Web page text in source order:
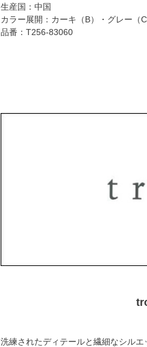
生産国：中国
カラー展開：カーキ（B）・グレー（C
品番：T256-83060
洗練されたディテールと繊細なシルエ